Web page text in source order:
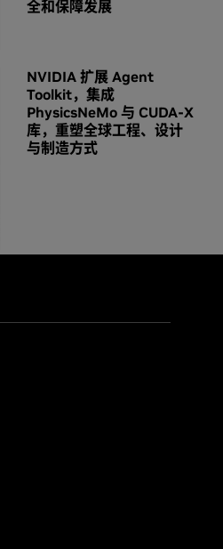
全和保障发展
NVIDIA 扩展 Agent
Toolkit，集成
PhysicsNeMo 与 CUDA-X
库，重塑全球工程、设计
与制造方式